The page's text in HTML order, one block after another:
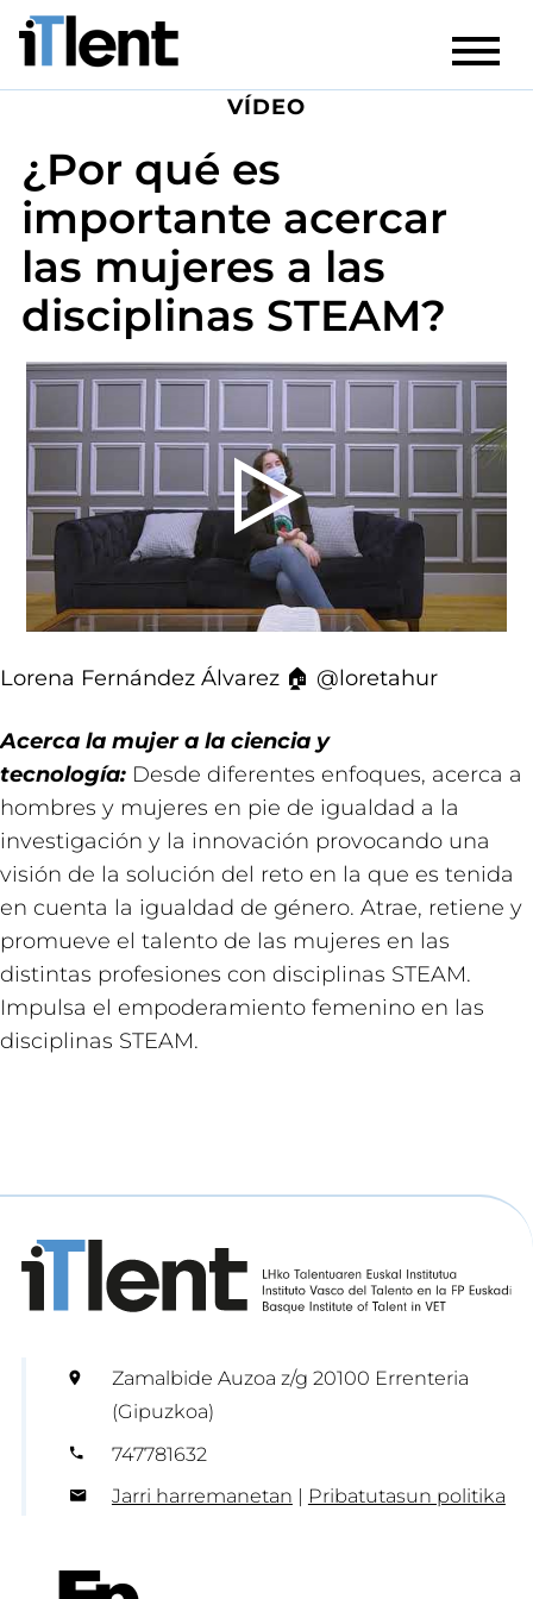
VÍDEO
¿Por qué es
importante acercar
las mujeres a las
disciplinas STEAM?
Lorena Fernández Álvarez 🏠 @loretahur
Acerca la mujer a la ciencia y
tecnología: Desde diferentes enfoques, acerca a
hombres y mujeres en pie de igualdad a la
investigación y la innovación provocando una
visión de la solución del reto en la que es tenida
en cuenta la igualdad de género. Atrae, retiene y
promueve el talento de las mujeres en las
distintas profesiones con disciplinas STEAM.
Impulsa el empoderamiento femenino en las
disciplinas STEAM.
Zamalbide Auzoa z/g 20100 Errenteria
(Gipuzkoa)
747781632
Jarri harremanetan | Pribatutasun politika